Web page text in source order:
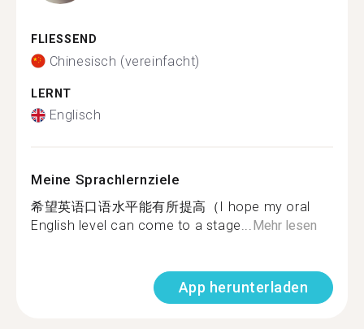
FLIESSEND
Chinesisch (vereinfacht)
LERNT
Englisch
Meine Sprachlernziele
希望英语口语水平能有所提高（I hope my oral
English level can come to a stage...Mehr lesen
App herunterladen